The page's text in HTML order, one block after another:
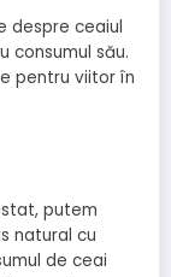
despre ceaiul
consumul său.
pentru viitor în
putem
natural cu
de ceai